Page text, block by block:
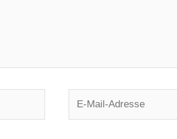
E-
Mail-
Adresse